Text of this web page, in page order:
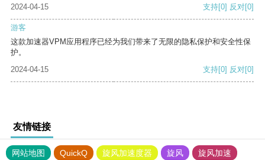
2024-04-15
支持[0] 反对[0]
游客
这款加速器VPM应用程序已经为我们带来了无限的隐私保护和安全性保
护。
2024-04-15
支持[0] 反对[0]
友情链接
网站地图 QuickQ 旋风加速度器 旋风
旋风加速